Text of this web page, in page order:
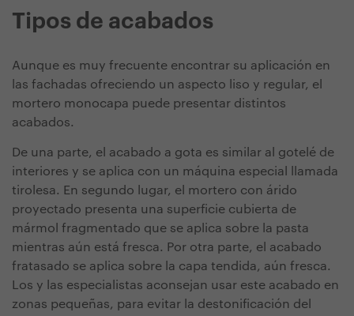
Tipos de acabados
Aunque es muy frecuente encontrar su aplicación en
las fachadas ofreciendo un aspecto liso y regular, el
mortero monocapa puede presentar distintos
acabados.
De una parte, el acabado a gota es similar al gotelé de
interiores y se aplica con un máquina especial llamada
tirolesa. En segundo lugar, el mortero con árido
proyectado presenta una superficie cubierta de
mármol fragmentado que se aplica sobre la pasta
mientras aún está fresca. Por otra parte, el acabado
fratasado se aplica sobre la capa tendida, aún fresca.
Los y las especialistas aconsejan usar este acabado en
zonas pequeñas, para evitar la destonificación del